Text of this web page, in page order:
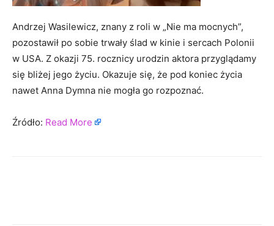
Andrzej Wasilewicz, znany z roli w „Nie ma mocnych”,
pozostawił po sobie trwały ślad w kinie i sercach Polonii
w USA. Z okazji 75. rocznicy urodzin aktora przyglądamy
się bliżej jego życiu. Okazuje się, że pod koniec życia
nawet Anna Dymna nie mogła go rozpoznać.
Źródło: Read More